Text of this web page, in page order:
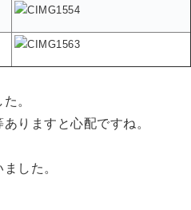
。
りますと心配ですね。
した。